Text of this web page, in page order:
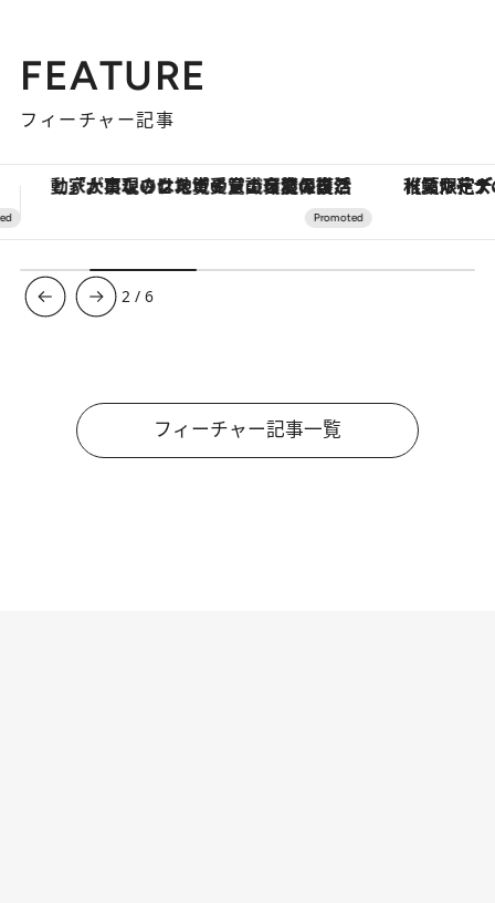
FEATURE
フィーチャー記事
【夏限定ディナーコース】旬を迎える稚鮎や花ズッキーニなどをイタリア・トスカーナの郷土料理の手法で満喫！
3 /6
フィーチャー記事一覧